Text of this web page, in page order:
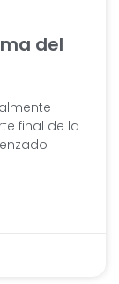
del
final de la